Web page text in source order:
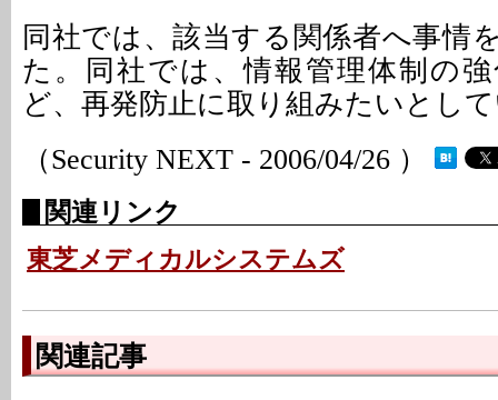
同社では、該当する関係者へ事情
た。同社では、情報管理体制の
ど、再発防止に取り組みたいとし
（Security NEXT - 2006/04/26 ）
関連リンク
東芝メディカルシステムズ
関連記事